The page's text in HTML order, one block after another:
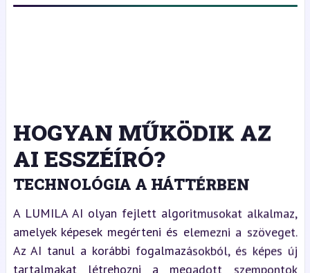
HOGYAN MŰKÖDIK AZ
AI ESSZÉÍRÓ?
TECHNOLÓGIA A HÁTTÉRBEN
A LUMILA AI olyan fejlett algoritmusokat alkalmaz,
amelyek képesek megérteni és elemezni a szöveget.
Az AI tanul a korábbi fogalmazásokból, és képes új
tartalmakat létrehozni a megadott szempontok